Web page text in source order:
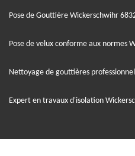
Pose de Gouttière Wickerschwihr
Pose de velux conforme aux normes
Nettoyage de gouttières
Expert en travaux d'isolation